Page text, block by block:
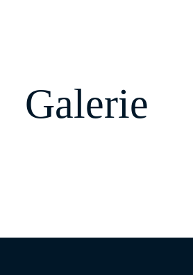
Galerie